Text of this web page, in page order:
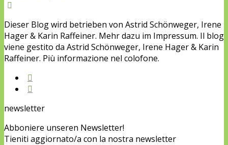
Dieser Blog wird betrieben von Astrid Schönweger, Irene
Hager & Karin Raffeiner. Mehr dazu im Impressum. Il blog
viene gestito da Astrid Schönweger, Irene Hager & Karin
Raffeiner. Più informazione nel colofone.
newsletter
Abboniere unseren Newsletter!
Tieniti aggiornato/a con la nostra newsletter